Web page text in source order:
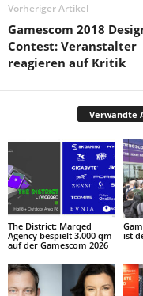
Vorheriger Artikel
Gamescom 2018
Contest: Veranstalter
reagieren auf Kritik
Verwandte
The District: Marqed
Agency bespielt 3.000 qm
auf der Gamescom 2026
ist